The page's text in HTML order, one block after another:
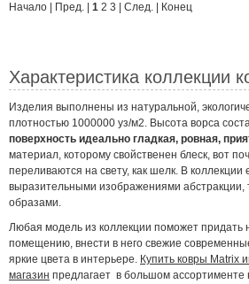
Начало | Пред. | 1 2 3 След. Конец
Характеристика коллекции
Изделия выполнены из натуральной,
плотностью 1000000 уз/м2. Высота ворса
поверхность идеально гладкая, ровная,
материал, которому свойственен блеск, вот
переливаются на свету, как шелк. В коллекции
выразительными изображениями абстракции,
образами.
Любая модель из коллекции поможет придать
помещению, внести в него свежие
яркие цвета в интерьере. Купить ковры Matrix
магазин предлагает в большом ассортименте